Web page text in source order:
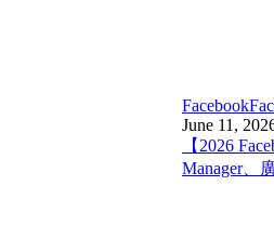
Facebook
June 11,
【2026
Manager、